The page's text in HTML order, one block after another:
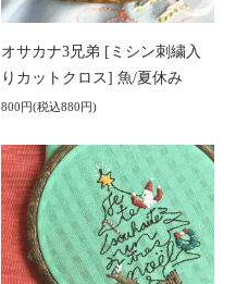
オサカナ3兄弟 [ミシン刺繍入
りカットクロス] 魚/夏休み
800円(税込880円)